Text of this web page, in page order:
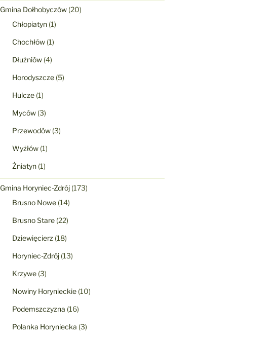
Gmina Dołhobyczów(20)
Chłopiatyn(1)
Chochłów(1)
Dłużniów(4)
Horodyszcze(5)
Hulcze(1)
Myców(3)
Przewodów(3)
Wyżłów(1)
Żniatyn(1)
Gmina Horyniec-Zdrój(173)
Brusno Nowe(14)
Brusno Stare(22)
Dziewięcierz (18)
Horyniec-Zdrój(13)
Krzywe(3)
Nowiny Horynieckie(10)
Podemszczyzna (16)
Polanka Horyniecka (3)